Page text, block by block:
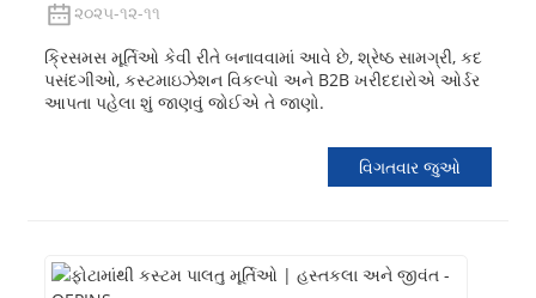
૨૦૨૫-૧૨-૧૧
ક્રિસમસ મૂર્તિઓ કેવી રીતે બનાવવામાં આવે છે, શ્રેષ્ઠ સામગ્રી, કદ
પસંદગીઓ, કસ્ટમાઇઝેશન વિકલ્પો અને B2B ખરીદદારોએ ઓર્ડર
આપતા પહેલા શું જાણવું જોઈએ તે જાણો.
વિગતવાર જુઓ